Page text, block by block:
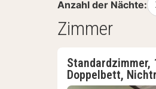
Anzahl der Nächte:
Zimmer
Standardzimmer,
Doppelbett,